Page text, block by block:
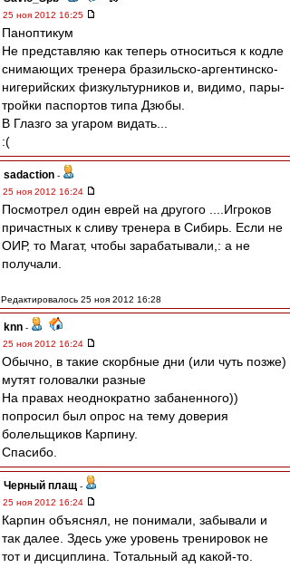
25 ноя 2012 16:25
Паноптикум
Не представляю как теперь относиться к кодле
снимающих тренера бразильско-аргентинско-
нигерийских физкультурников и, видимо, пары-
тройки паспортов типа Дзюбы.
В Глазго за угаром видать...
:(
sadaction -
25 ноя 2012 16:24
Посмотрел один еврей на другого ....Игроков
причастных к сливу тренера в Сибирь. Если не
ОИР, то Магат, чтобы зарабатывали,: а не
получали.
Редактировалось 25 ноя 2012 16:28
knn -
25 ноя 2012 16:24
Обычно, в такие скорбные дни (или чуть позже)
мутят головалки разные
На правах неоднократно забаненного))
попросил был опрос на тему доверия
болельщиков Карпину.
Спасибо.
Черный плащ -
25 ноя 2012 16:24
Карпин объяснял, не понимали, забывали и
так далее. Здесь уже уровень тренировок не
тот и дисциплина. Тотальный ад какой-то.